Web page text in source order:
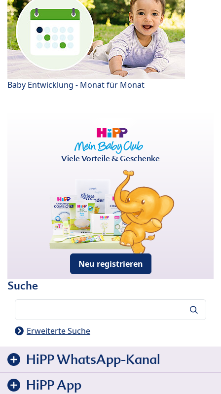
Baby Entwicklung - Monat für Monat
Viele Vorteile & Geschenke
Neu registrieren
Suche
Erweiterte Suche
HiPP WhatsApp-Kanal
HiPP App